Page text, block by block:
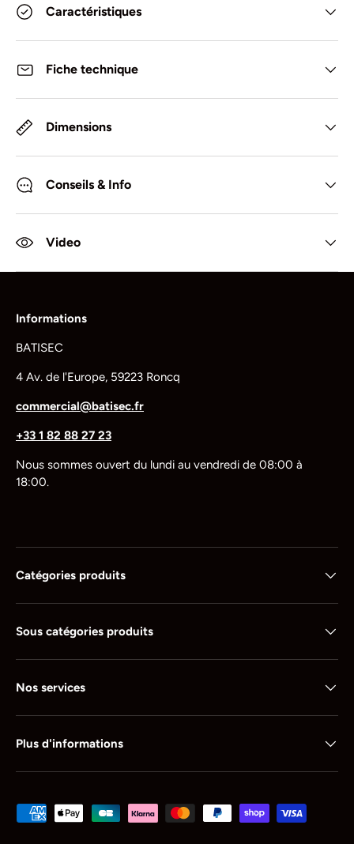
Caractéristiques
Fiche technique
Dimensions
Conseils & Info
Video
Informations
BATISEC
4 Av. de l'Europe, 59223 Roncq
commercial@batisec.fr
+33 1 82 88 27 23
Nous sommes ouvert du lundi au vendredi de 08:00 à
18:00.
Catégories produits
Sous catégories produits
Nos services
Plus d'informations
Moyens de paiement acceptés